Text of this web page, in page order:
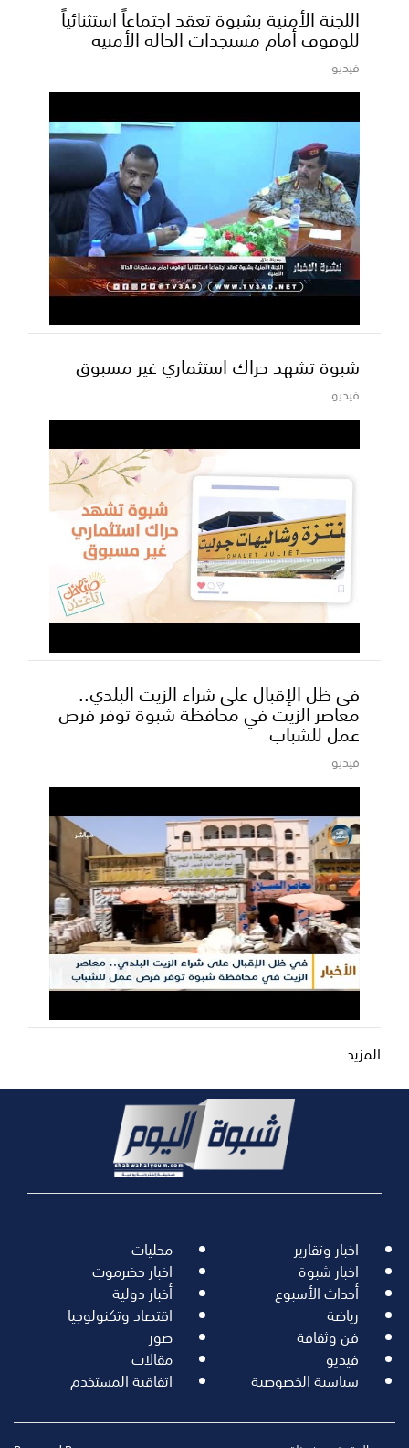
اللجنة الأمنية بشبوة تعقد اجتماعاً استثنائياً
للوقوف أمام مستجدات الحالة الأمنية
فيديو
شبوة تشهد حراك استثماري غير مسبوق
فيديو
في ظل الإقبال على شراء الزيت البلدي..
معاصر الزيت في محافظة شبوة توفر فرص
عمل للشباب
فيديو
المزيد
اخبار وتقارير محليات
اخبار شبوة اخبار حضرموت
أحداث الأسبوع أخبار دولية
رياضة اقتصاد وتكنولوجيا
فن وثقافة صور
فيديو مقالات
سياسية الخصوصية اتفاقية المستخدم